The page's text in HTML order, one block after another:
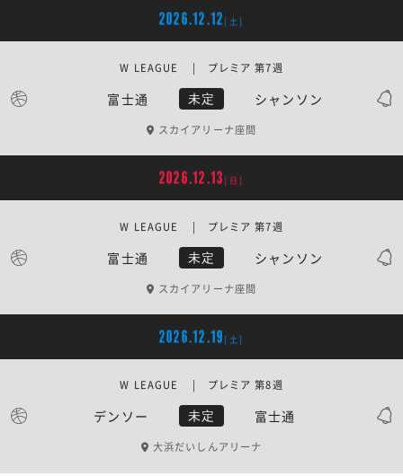
2026.12.12 [土]
富士通 未定 シャンソン
W LEAGUE | プレミア 第7週
スカイアリーナ座間
2026.12.13 [日]
富士通 未定 シャンソン
W LEAGUE | プレミア 第7週
スカイアリーナ座間
2026.12.19 [土]
デンソー 未定 富士通
W LEAGUE | プレミア 第8週
大浜だいしんアリーナ